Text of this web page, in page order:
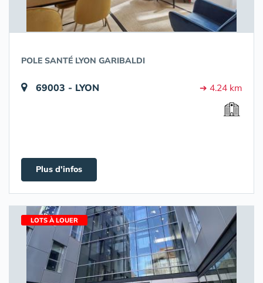
POLE SANTÉ LYON GARIBALDI
69003 - LYON ➔ 4.24 km
Plus d'infos
LOTS À LOUER